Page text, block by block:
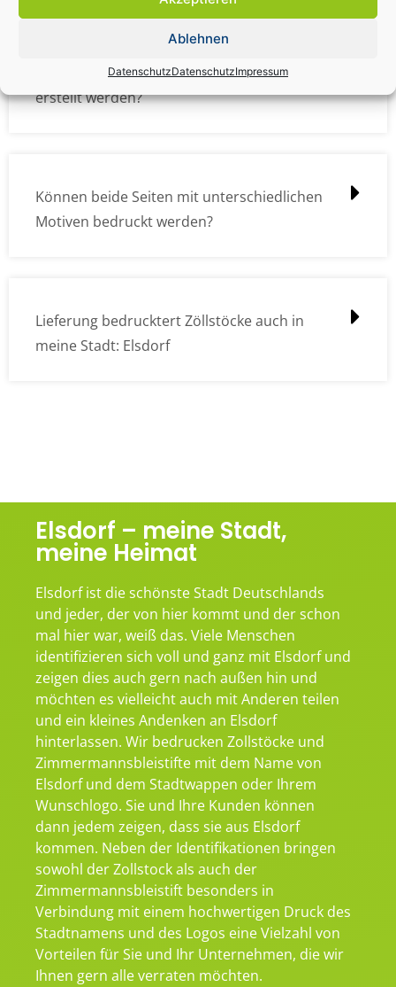
Ablehnen
DatenschutzDatenschutzImpressum
Wie müssen die Druckdateien angelegt /
erstellt werden?
Können beide Seiten mit unterschiedlichen
Motiven bedruckt werden?
Lieferung bedrucktert Zöllstöcke auch in
meine Stadt: Elsdorf
Elsdorf – meine Stadt,
meine Heimat
Elsdorf ist die schönste Stadt Deutschlands
und jeder, der von hier kommt und der schon
mal hier war, weiß das. Viele Menschen
identifizieren sich voll und ganz mit Elsdorf und
zeigen dies auch gern nach außen hin und
möchten es vielleicht auch mit Anderen teilen
und ein kleines Andenken an Elsdorf
hinterlassen. Wir bedrucken Zollstöcke und
Zimmermannsbleistifte mit dem Name von
Elsdorf und dem Stadtwappen oder Ihrem
Wunschlogo. Sie und Ihre Kunden können
dann jedem zeigen, dass sie aus Elsdorf
kommen. Neben der Identifikationen bringen
sowohl der Zollstock als auch der
Zimmermannsbleistift besonders in
Verbindung mit einem hochwertigen Druck des
Stadtnamens und des Logos eine Vielzahl von
Vorteilen für Sie und Ihr Unternehmen, die wir
Ihnen gern alle verraten möchten.